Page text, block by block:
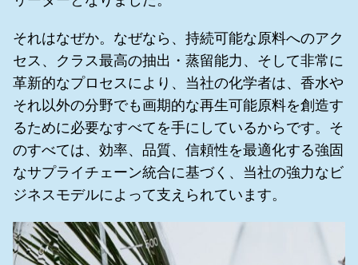
それはなぜか。なぜなら、持続可能な原料へのアク
セス、クラス最高の抽出・蒸留能力、そして非常に
革新的なプロセスにより、当社の化学者は、香水や
それ以外の分野でも画期的な再生可能原料を創造す
るために必要なすべてを手にしているからです。そ
のすべては、効率、品質、信頼性を最適化する強固
なサプライチェーン統合に基づく、当社の強力なビ
ジネスモデルによって支えられています。